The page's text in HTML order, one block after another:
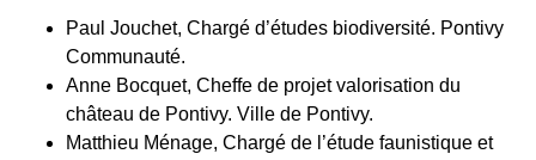
Paul Jouchet, Chargé d’études biodiversité. Pontivy
Communauté.
Anne Bocquet, Cheffe de projet valorisation du
château de Pontivy. Ville de Pontivy.
Matthieu Ménage, Chargé de l’étude faunistique et